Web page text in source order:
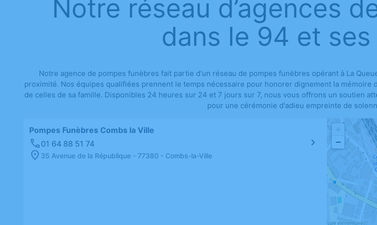
Notre réseau d’agences
dans le 94 et
Notre agence de pompes funèbres fait partie d'un réseau de pompes funèbres opérant à La
proximité. Nos équipes qualifiées prennent le temps nécessaire pour honorer dignement la
de celles de sa famille. Disponibles 24 heures sur 24 et 7 jours sur 7, nous vous offrons un soutien
pour une cérémonie d'adieu empreinte de
Pompes Funèbres Combs la Ville
01 64 88 51 74
35 Avenue de la République - 77380 - Combs-la-Ville
−